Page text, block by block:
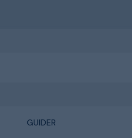
GUIDER